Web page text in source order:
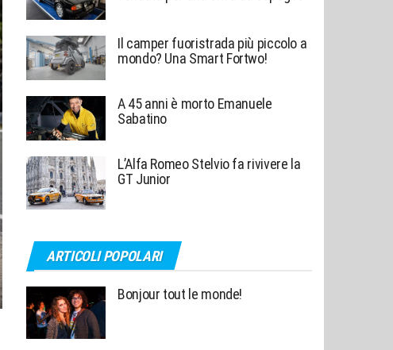
Il camper fuoristrada più piccolo a
mondo? Una Smart Fortwo!
A 45 anni è morto Emanuele
Sabatino
L’Alfa Romeo Stelvio fa rivivere la
GT Junior
ARTICOLI POPOLARI
Bonjour tout le monde!